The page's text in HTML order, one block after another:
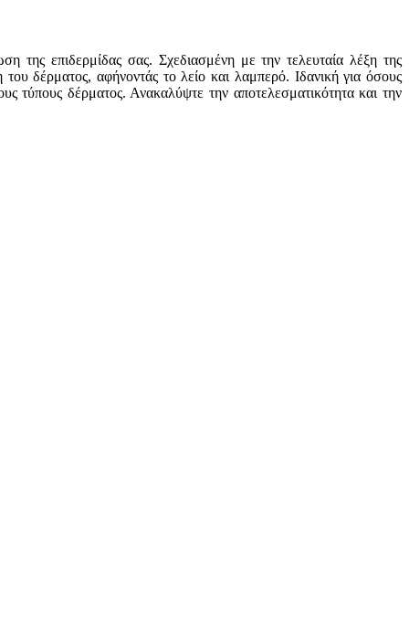
της επιδερμίδας σας. Σχεδιασμένη με την τελευταία λέξη της
δέρματος, αφήνοντάς το λείο και λαμπερό. Ιδανική για όσους
τύπους δέρματος. Ανακαλύψτε την αποτελεσματικότητα και την